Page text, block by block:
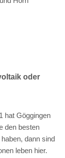
oder
hat Göggingen
den besten
dann sind
leben hier.